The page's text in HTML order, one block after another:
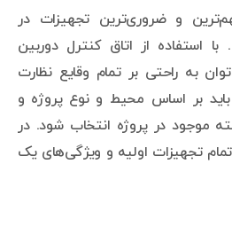
و ضروری‌ترین تجهیزات در
استفاده از اتاق کنترل دوربین
به راحتی بر تمام وقایع نظارت
باید بر اساس محیط و نوع پروژه و
موجود در پروژه انتخاب شود. در
تجهیزات اولیه و ویژگی‌های یک